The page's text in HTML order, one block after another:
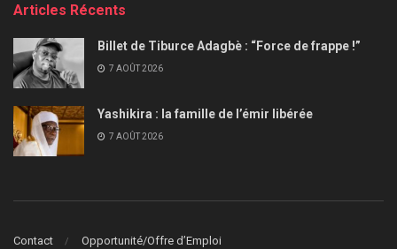
Articles Récents
Billet de Tiburce Adagbè : “Force de frappe !”
7 AOÛT 2026
Yashikira : la famille de l’émir libérée
7 AOÛT 2026
Contact Opportunité/Offre d’Emploi